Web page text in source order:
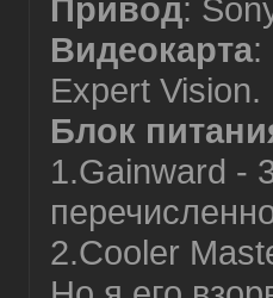
Привод:
Видеокарта:
Expert Vision.
Блок
1.Gainward -
2.Cooler